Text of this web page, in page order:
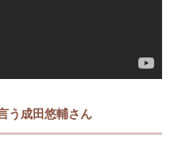
う成田悠輔さん